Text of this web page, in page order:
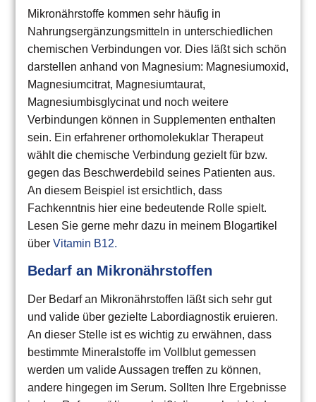
Mikronährstoffe kommen sehr häufig in
Nahrungsergänzungsmitteln in unterschiedlichen
chemischen Verbindungen vor. Dies läßt sich schön
darstellen anhand von Magnesium: Magnesiumoxid,
Magnesiumcitrat, Magnesiumtaurat,
Magnesiumbisglycinat und noch weitere
Verbindungen können in Supplementen enthalten
sein. Ein erfahrener orthomolekuklar Therapeut
wählt die chemische Verbindung gezielt für bzw.
gegen das Beschwerdebild seines Patienten aus.
An diesem Beispiel ist ersichtlich, dass
Fachkenntnis hier eine bedeutende Rolle spielt.
Lesen Sie gerne mehr dazu in meinem Blogartikel
über Vitamin B12.
Bedarf an Mikronährstoffen
Der Bedarf an Mikronährstoffen läßt sich sehr gut
und valide über gezielte Labordiagnostik eruieren.
An dieser Stelle ist es wichtig zu erwähnen, dass
bestimmte Mineralstoffe im Vollblut gemessen
werden um valide Aussagen treffen zu können,
andere hingegen im Serum. Sollten Ihre Ergebnisse